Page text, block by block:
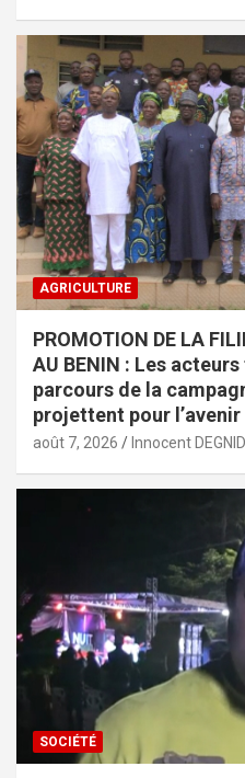
AGRICULTURE
PROMOTION DE LA
AU BENIN : Les
parcours de la
projettent pour l’avenir
août 7, 2026 Innocent
SOCIÉTÉ